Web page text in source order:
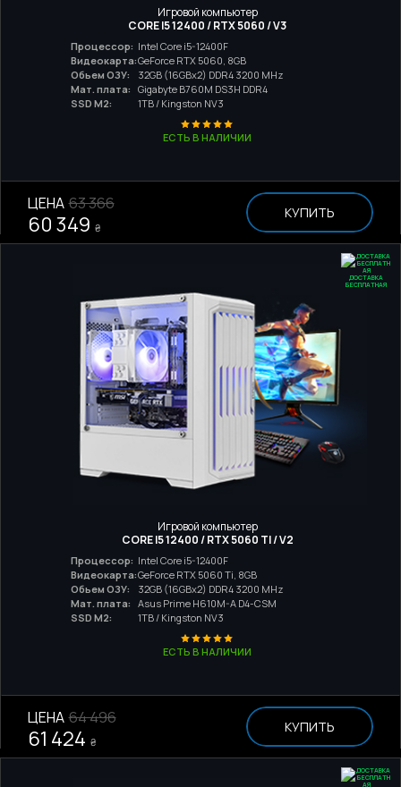
Игровой компьютер
CORE I5 12400 / RTX 5060 / V3
Процессор: Intel Core i5-12400F
Видеокарта:GeForce RTX 5060, 8GB
Обьем ОЗУ:
32GB (16GBx2) DDR4 3200 MHz
Мат. плата:
Gigabyte B760M DS3H DDR4
SSD M2:
1TB / Kingston NV3
ЕСТЬ В НАЛИЧИИ
ЦЕНА 63 366
60 349 ₴
КУПИТЬ
ДОСТАВКА
БЕСПЛАТНАЯ
Игровой компьютер
CORE I5 12400 / RTX 5060 TI / V2
Процессор: Intel Core i5-12400F
Видеокарта:GeForce RTX 5060 Ti, 8GB
Обьем ОЗУ:
32GB (16GBx2) DDR4 3200 MHz
Мат. плата:
Asus Prime H610M-A D4-CSM
SSD M2:
1TB / Kingston NV3
ЕСТЬ В НАЛИЧИИ
ЦЕНА 64 496
61 424 ₴
КУПИТЬ